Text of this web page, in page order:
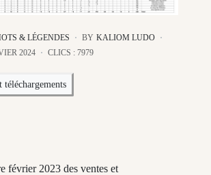
& LÉGENDES BY KALIOM LUDO
2024 CLICS : 7979
téléchargements
février 2023 des ventes et